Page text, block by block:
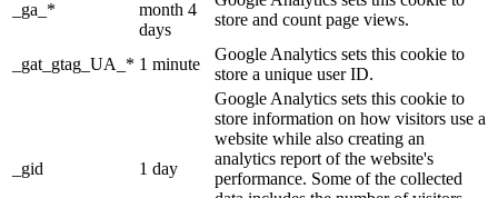
_ga_*
month 4
days
store and count page views.
_gat_gtag_UA_* 1 minute
Google Analytics sets this cookie to
store a unique user ID.
_gid 1 day
Google Analytics sets this cookie to
store information on how visitors use a
website while also creating an
analytics report of the website's
performance. Some of the collected